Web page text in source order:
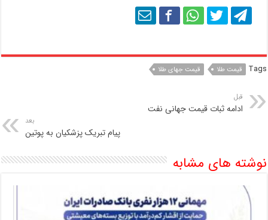
Tags قیمت طلا قیمت جهای طلا
قبل
ادامه ثبات قیمت جهانی نفت
بعد
پیام تبریک پزشکیان به پوتین
نوشته های مشابه